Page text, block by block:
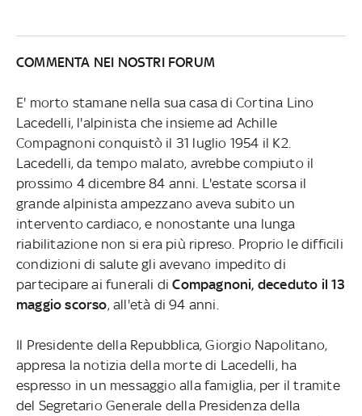
COMMENTA NEI NOSTRI FORUM
E' morto stamane nella sua casa di Cortina Lino
Lacedelli, l'alpinista che insieme ad Achille
Compagnoni conquistò il 31 luglio 1954 il K2.
Lacedelli, da tempo malato, avrebbe compiuto il
prossimo 4 dicembre 84 anni. L'estate scorsa il
grande alpinista ampezzano aveva subito un
intervento cardiaco, e nonostante una lunga
riabilitazione non si era più ripreso. Proprio le difficili
condizioni di salute gli avevano impedito di
partecipare ai funerali diCompagnoni, deceduto il 13
maggio scorso, all'età di 94 anni.
Il Presidente della Repubblica, Giorgio Napolitano,
appresa la notizia della morte di Lacedelli, ha
espresso in un messaggio alla famiglia, per il tramite
del Segretario Generale della Presidenza della